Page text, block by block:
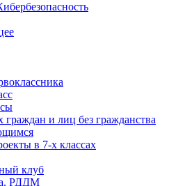
и лиц без гражданства
в 7-х классах
клуб
РДДМ